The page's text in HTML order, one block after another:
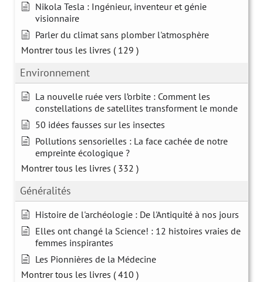
Nikola Tesla : Ingénieur, inventeur et génie
visionnaire
Parler du climat sans plomber l'atmosphère
Montrer tous les livres ( 129 )
Environnement
La nouvelle ruée vers l’orbite : Comment les
constellations de satellites transforment le monde
50 idées fausses sur les insectes
Pollutions sensorielles : La face cachée de notre
empreinte écologique ?
Montrer tous les livres ( 332 )
Généralités
Histoire de l'archéologie : De l'Antiquité à nos jours
Elles ont changé la Science! : 12 histoires vraies de
femmes inspirantes
Les Pionnières de la Médecine
Montrer tous les livres ( 410 )